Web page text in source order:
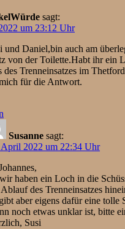
sagt:
um 23:12 Uhr
und Daniel,bin auch am
von der Toilette.Habt ihr ein
des Trenneinsatzes im
für die Antwort.
Susanne sagt:
April 2022 um 22:34 Uhr
haben ein Loch in die
des Trenneinsatzes
aber eigens dafür eine tolle
noch etwas unklar ist, bitte
Susi